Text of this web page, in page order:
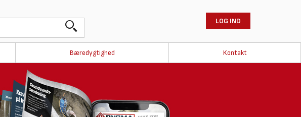
LOG IND
Bæredygtighed Kontakt